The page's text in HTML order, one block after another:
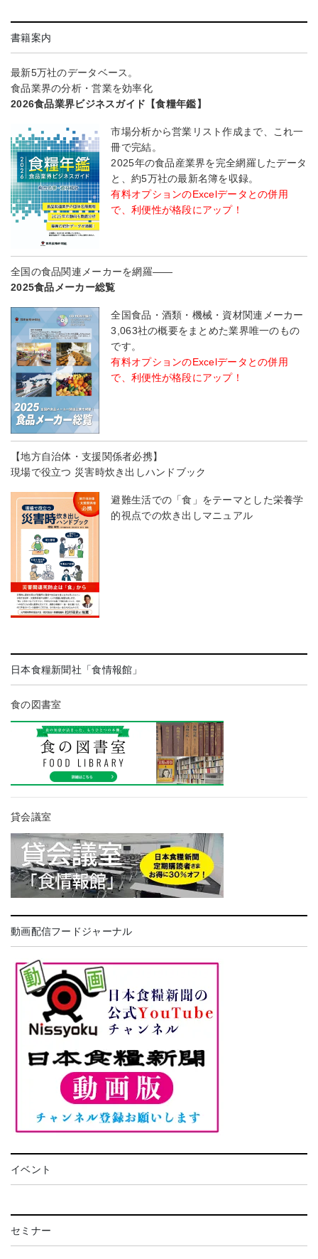
書籍案内
最新5万社のデータベース。
食品業界の分析・営業を効率化
2026食品業界ビジネスガイド【食糧年鑑】
市場分析から営業リスト作成まで、これ一
冊で完結。
2025年の食品産業界を完全網羅したデータ
と、約5万社の最新名簿を収録。
有料オプションのExcelデータとの併用
で、利便性が格段にアップ！
全国の食品関連メーカーを網羅――
2025食品メーカー総覧
全国食品・酒類・機械・資材関連メーカー
3,063社の概要をまとめた業界唯一のもの
です。
有料オプションのExcelデータとの併用
で、利便性が格段にアップ！
【地方自治体・支援関係者必携】
現場で役立つ 災害時炊き出しハンドブック
避難生活での「食」をテーマとした栄養学
的視点での炊き出しマニュアル
日本食糧新聞社「食情報館」
食の図書室
貸会議室
動画配信フードジャーナル
イベント
セミナー